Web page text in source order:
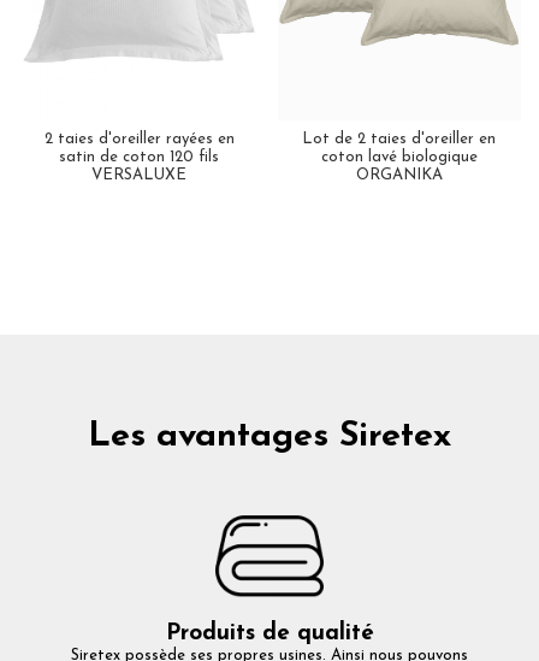
2 taies d'oreiller rayées en
satin de coton 120 fils
VERSALUXE
Lot de 2 taies d'oreiller en
coton lavé biologique
ORGANIKA
Les avantages Siretex
Produits de qualité
Siretex possède ses propres usines. Ainsi nous pouvons